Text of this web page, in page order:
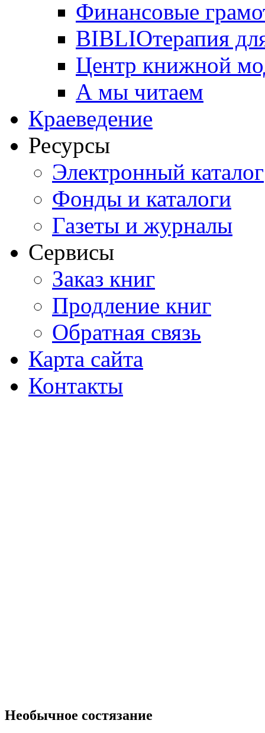
Финансовые
BIBLIOтерапия
Центр книжной
А мы читаем
Краеведение
Ресурсы
Электронный каталог
Фонды и каталоги
Газеты и журналы
Сервисы
Заказ книг
Продление книг
Обратная связь
Карта сайта
Контакты
Необычное состязание